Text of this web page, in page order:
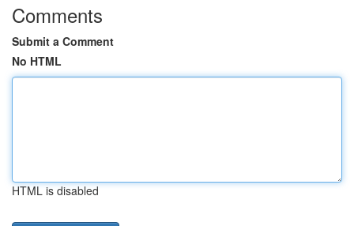
Comments
Submit a Comment
No HTML
HTML is disabled